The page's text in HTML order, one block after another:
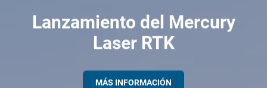
Lanzamiento del Mercury
Laser RTK
MÁS INFORMACIÓN